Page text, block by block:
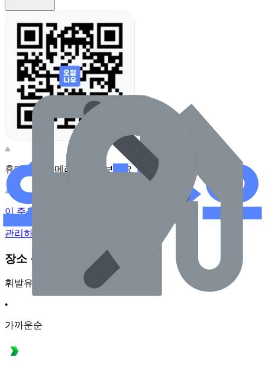
휴대전화 카메라로 찍어보세요
이 주유소의 사장님이신가요?
관리하기
장소 근처 주유소
휘발유
•
가까운순